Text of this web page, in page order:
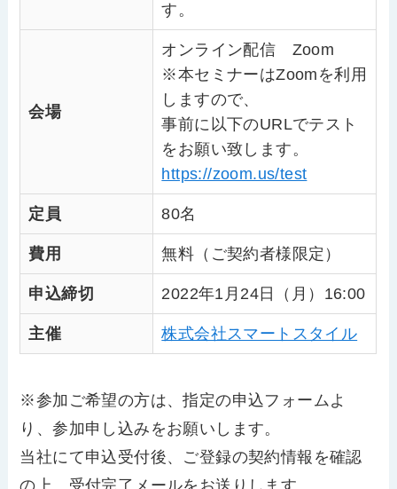
す。
会場
オンライン配信 Zoom
※本セミナーはZoomを利用
しますので、
事前に以下のURLでテスト
をお願い致します。
https://zoom.us/test
定員 80名
費用 無料（ご契約者様限定）
申込締切 2022年1月24日（月）16:00
主催 株式会社スマートスタイル
※参加ご希望の方は、指定の申込フォームよ
り、参加申し込みをお願いします。
当社にて申込受付後、ご登録の契約情報を確認